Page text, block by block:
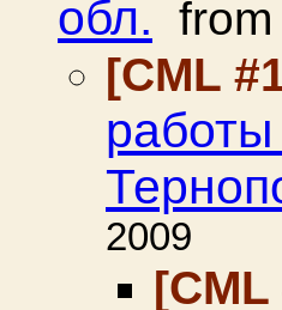
обл. from
[CML
2009
[CML